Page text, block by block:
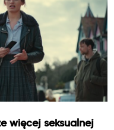
więcej seksualnej